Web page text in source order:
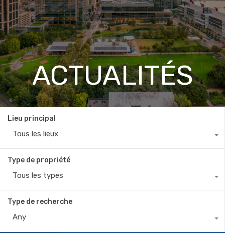
ACTUALITÉS
Lieu principal
Tous les lieux
Type de propriété
Tous les types
Type de recherche
Any